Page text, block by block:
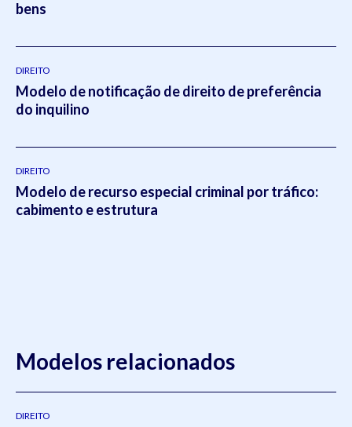
setores do escritório.Em 2021, Eduardo publicou o livro
pela editoraViseu.
bens
DIREITO
Modelo de notificação de direito de preferência
do inquilino
DIREITO
Modelo de recurso especial criminal por tráfico:
cabimento e estrutura
Modelos relacionados
DIREITO